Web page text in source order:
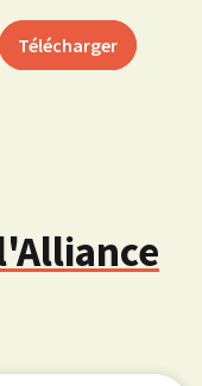
Télécharger